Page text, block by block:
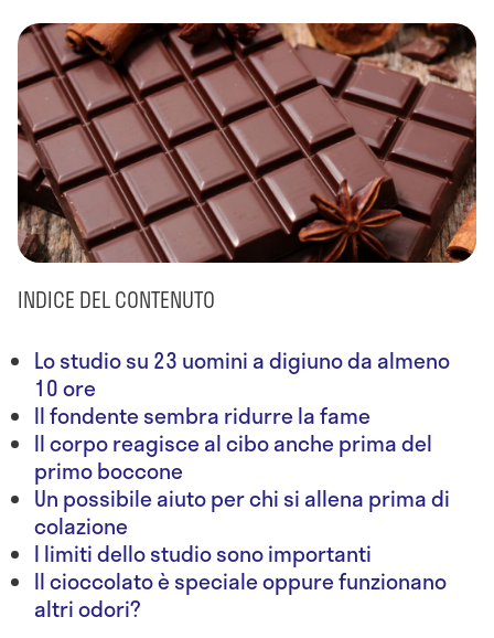
INDICE DEL CONTENUTO
Lo studio su 23 uomini a digiuno da almeno
10 ore
Il fondente sembra ridurre la fame
Il corpo reagisce al cibo anche prima del
primo boccone
Un possibile aiuto per chi si allena prima di
colazione
I limiti dello studio sono importanti
Il cioccolato è speciale oppure funzionano
altri odori?